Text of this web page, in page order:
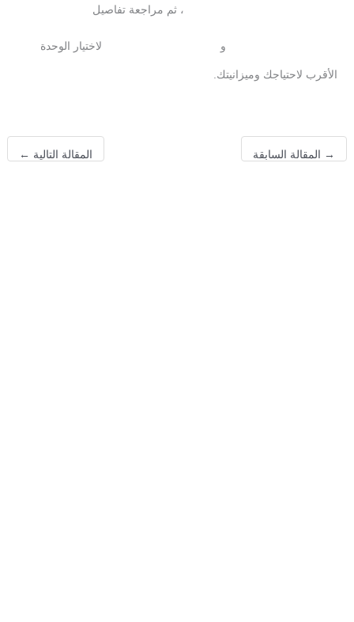
، ثم مراجعة تفاصيل
و لاختيار الوحدة
الأقرب لاحتياجك وميزانيتك.
→ المقالة السابقة المقالة التالية ←